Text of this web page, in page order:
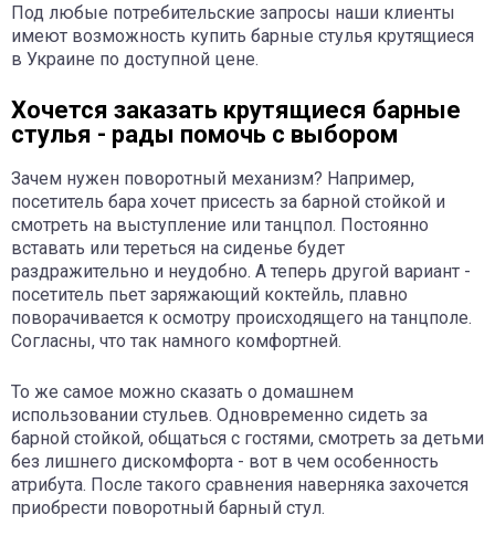
Под любые потребительские запросы наши клиенты
имеют возможность купить барные стулья крутящиеся
в Украине по доступной цене.
Хочется заказать крутящиеся барные
стулья - рады помочь с выбором
Зачем нужен поворотный механизм? Например,
посетитель бара хочет присесть за барной стойкой и
смотреть на выступление или танцпол. Постоянно
вставать или тереться на сиденье будет
раздражительно и неудобно. А теперь другой вариант -
посетитель пьет заряжающий коктейль, плавно
поворачивается к осмотру происходящего на танцполе.
Согласны, что так намного комфортней.
То же самое можно сказать о домашнем
использовании стульев. Одновременно сидеть за
барной стойкой, общаться с гостями, смотреть за детьми
без лишнего дискомфорта - вот в чем особенность
атрибута. После такого сравнения наверняка захочется
приобрести поворотный барный стул.